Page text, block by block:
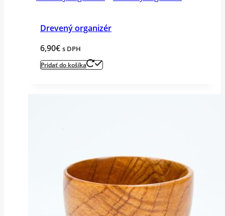
Drevený organizér
6,90€ s DPH
Pridať do košíka